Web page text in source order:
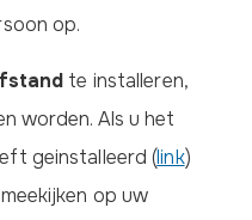
op.
te installeren,
worden. Als u het
geinstalleerd (link)
op uw